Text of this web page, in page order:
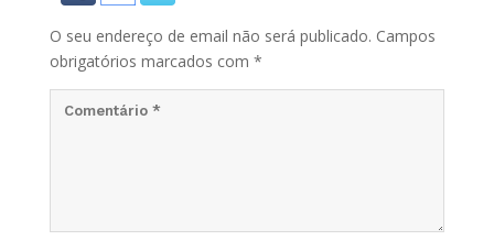
O seu endereço de email não será publicado. Campos
obrigatórios marcados com *